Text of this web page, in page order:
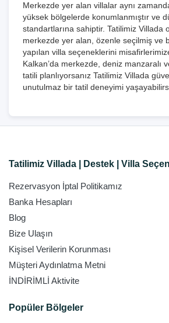
Merkezde yer alan villalar aynı
yüksek bölgelerde konumlanmıştır ve
standartlarına sahiptir. Tatilimiz Villada
merkezde yer alan, özenle seçilmiş ve
yapılan villa seçeneklerini
Kalkan’da merkezde, deniz manzaralı
tatili planlıyorsanız Tatilimiz Villada
unutulmaz bir tatil deneyimi
Tatilimiz Villada | Destek | Villa
Rezervasyon İptal Politikamız
Banka Hesapları
Blog
Bize Ulaşın
Kişisel Verilerin Korunması
Müşteri Aydınlatma Metni
İNDİRİMLİ Aktivite
Popüler Bölgeler